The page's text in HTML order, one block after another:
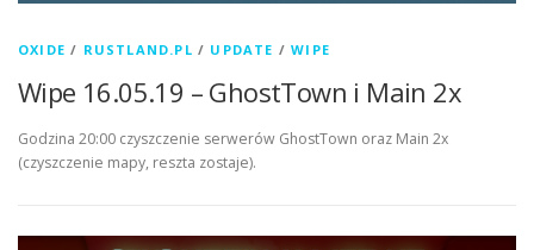
OXIDE / RUSTLAND.PL / UPDATE /WIPE
Wipe 16.05.19 – GhostTown i Main 2x
Godzina 20:00 czyszczenie serwerów GhostTown oraz Main 2x
(czyszczenie mapy, reszta zostaje).